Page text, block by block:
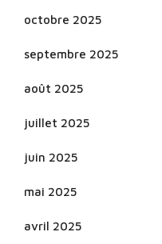
octobre 2025
septembre 2025
août 2025
juillet 2025
juin 2025
mai 2025
avril 2025